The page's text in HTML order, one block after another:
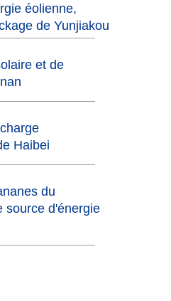
éolienne,
de Yunjiakou
et de
Haibei
du
source d'énergie